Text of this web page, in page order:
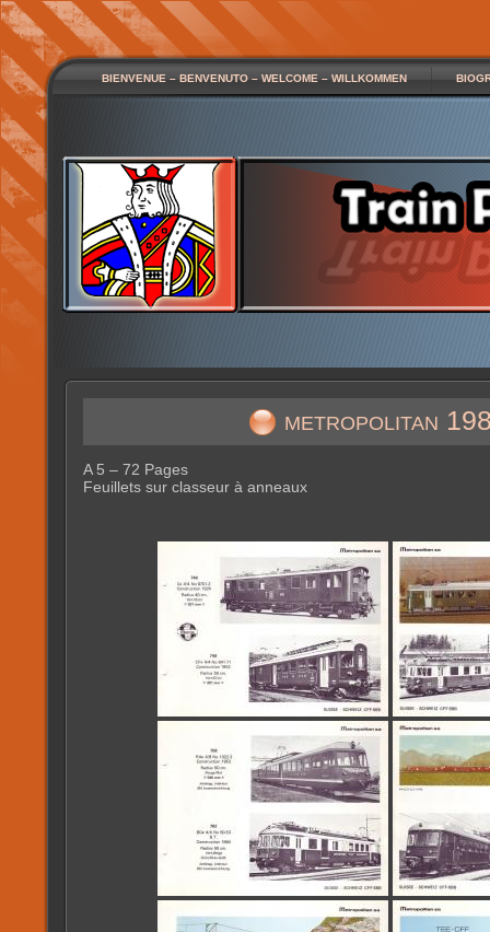
BIENVENUE – BENVENUTO – WELCOME – WILLKOMMEN
metropolitan
A 5 – 72 Pages
Feuillets sur classeur à anneaux